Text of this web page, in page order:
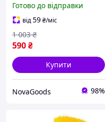
для навчання дітей 12 ел
GN-16469
Готово до відправки
від59₴/міс
590₴
1 003 ₴
Купити
NovaGoods 98%